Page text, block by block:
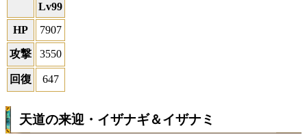
Lv99
HP
7907
攻撃 3550
回復 647
天道の来迎・イザナギ＆イザナミ